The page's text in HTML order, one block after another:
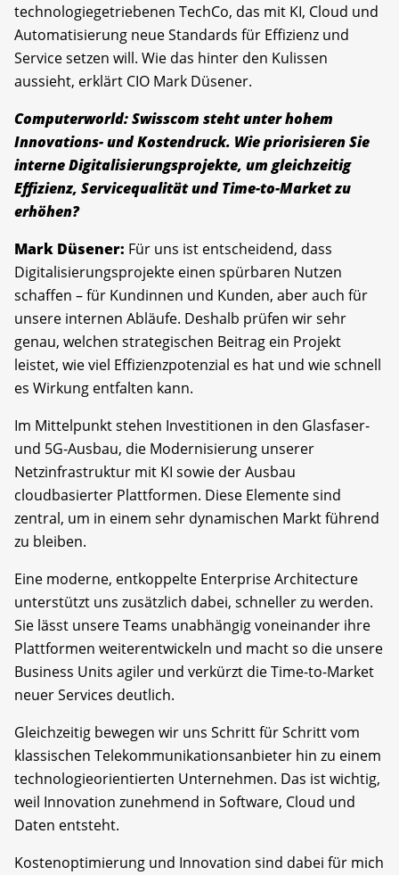
technologiegetriebenen TechCo, das mit KI, Cloud und
Automatisierung neue Standards für Effizienz und
Service setzen will. Wie das hinter den Kulissen
aussieht, erklärt CIO Mark Düsener.
Computerworld: Swisscom steht unter hohem
Innovations- und Kostendruck. Wie priorisieren Sie
interne Digitalisierungsprojekte, um gleichzeitig
Effizienz, Servicequalität und Time-to-Market zu
erhöhen?
Mark Düsener: Für uns ist entscheidend, dass
Digitalisierungsprojekte einen spürbaren Nutzen
schaffen – für Kundinnen und Kunden, aber auch für
unsere internen Abläufe. Deshalb prüfen wir sehr
genau, welchen strategischen Beitrag ein Projekt
leistet, wie viel Effizienzpotenzial es hat und wie schnell
es Wirkung entfalten kann.
Im Mittelpunkt stehen Investitionen in den Glasfaser-
und 5G-Ausbau, die Modernisierung unserer
Netzinfrastruktur mit KI sowie der Ausbau
cloudbasierter Plattformen. Diese Elemente sind
zentral, um in einem sehr dynamischen Markt führend
zu bleiben.
Eine moderne, entkoppelte Enterprise Architecture
unterstützt uns zusätzlich dabei, schneller zu werden.
Sie lässt unsere Teams unabhängig voneinander ihre
Plattformen weiterentwickeln und macht so die unsere
Business Units agiler und verkürzt die Time-to-Market
neuer Services deutlich.
Gleichzeitig bewegen wir uns Schritt für Schritt vom
klassischen Telekommunikationsanbieter hin zu einem
technologieorientierten Unternehmen. Das ist wichtig,
weil Innovation zunehmend in Software, Cloud und
Daten entsteht.
Kostenoptimierung und Innovation sind dabei für mich